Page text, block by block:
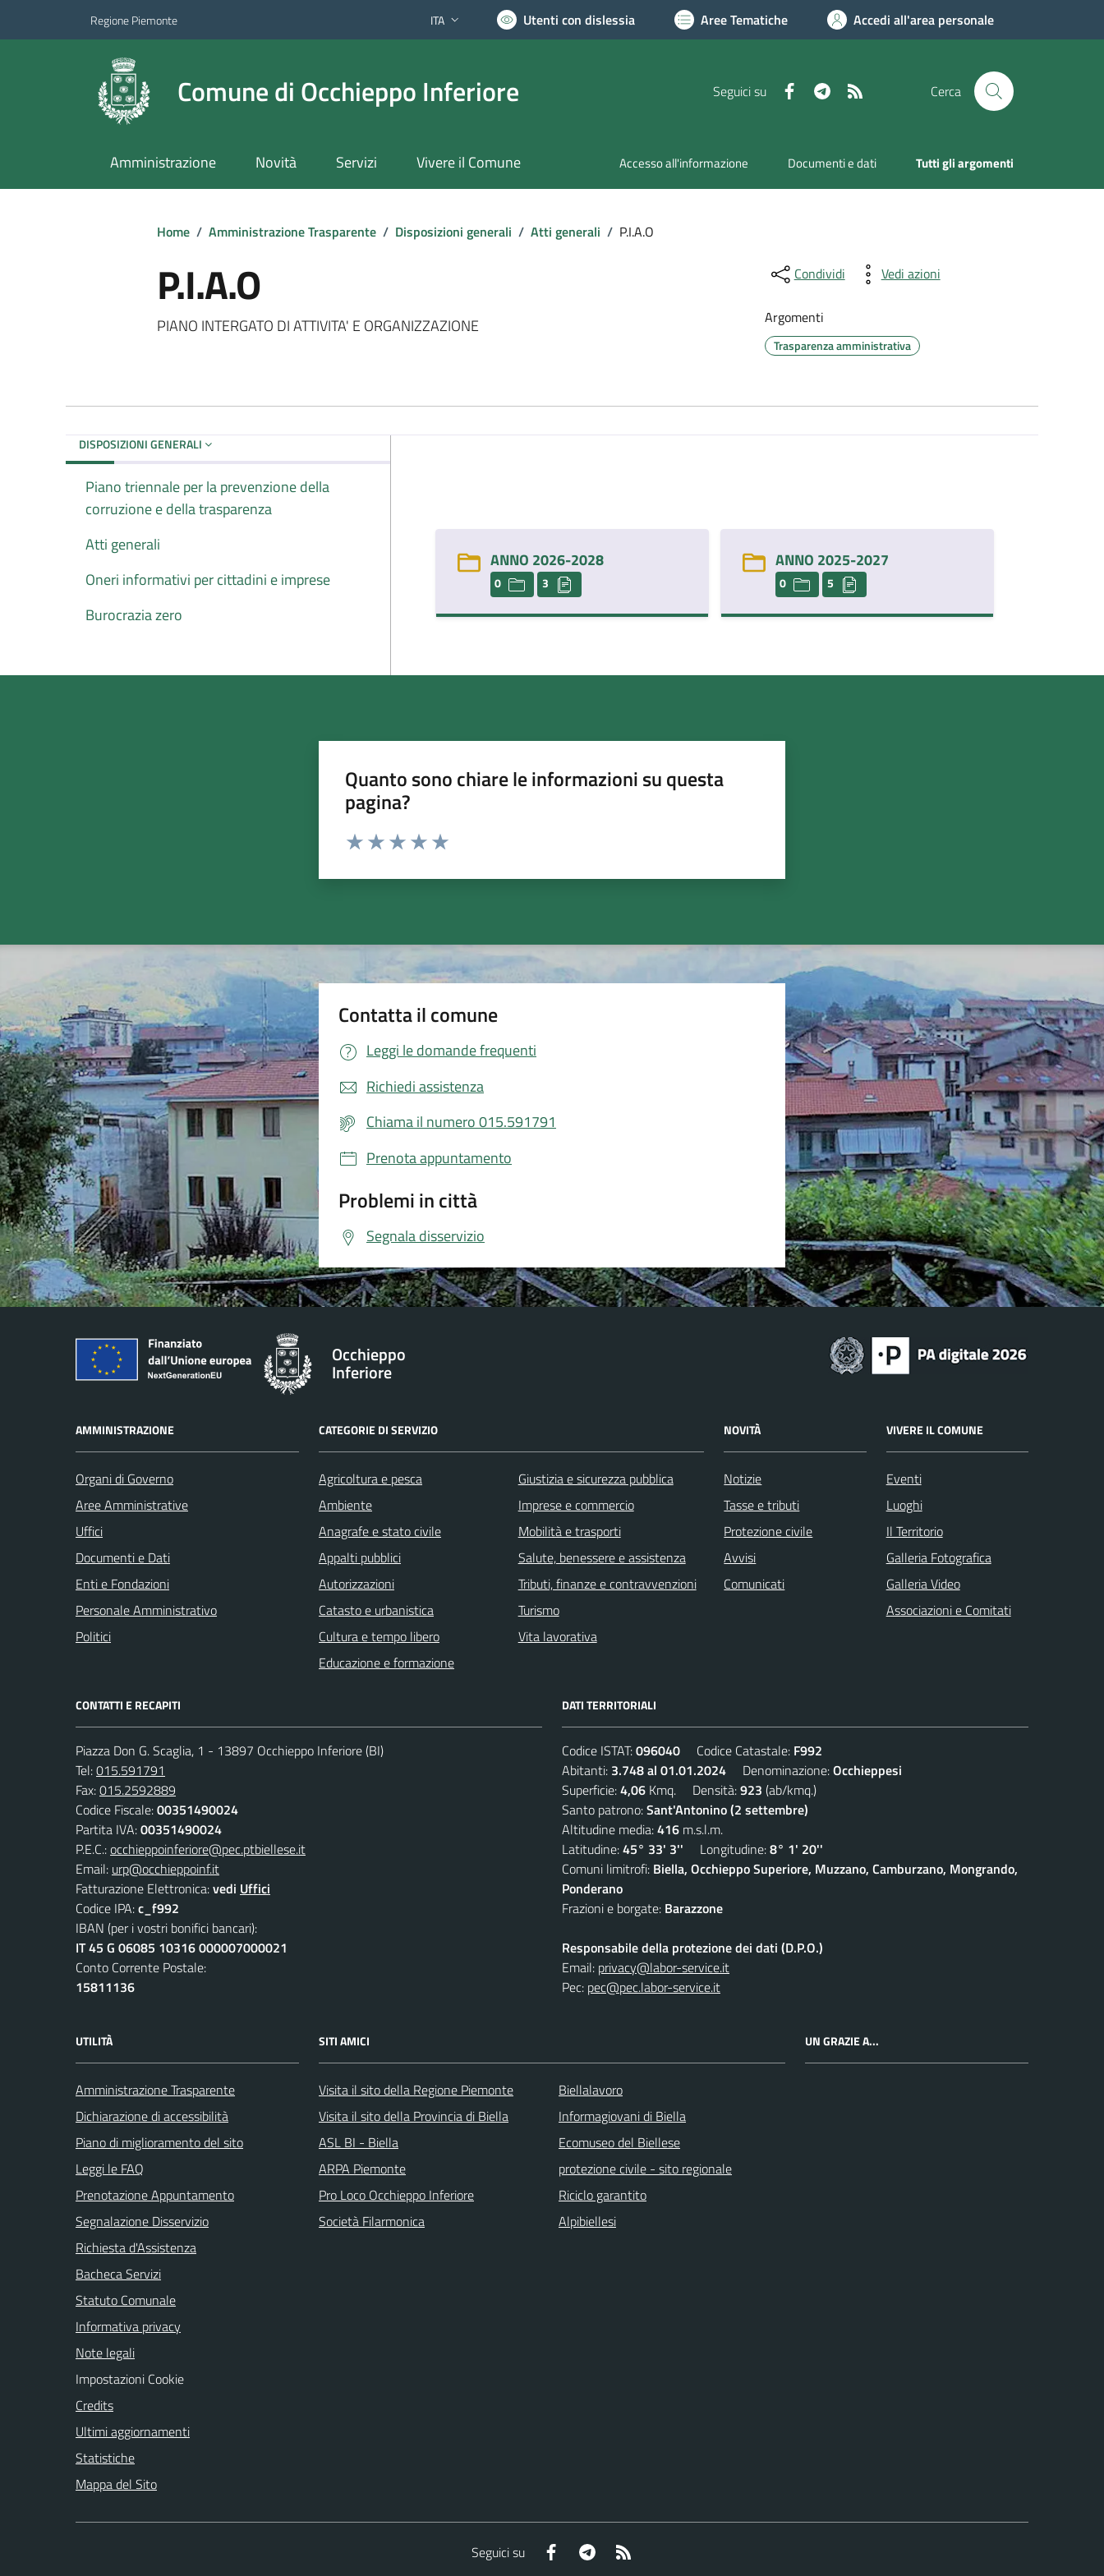
Regione Piemonte Lingua attiva:
ITA Utenti con dislessia Aree Tematiche Accedi all'area personale
Comune di Occhieppo Inferiore Seguici su FacebookTelegram Cerca
Amministrazione Novità Servizi Vivere il Comune Accesso all'informazione Documenti e dati Tutti gli argomenti
Home / Amministrazione Trasparente / Disposizioni generali / Atti generali / P.I.A.O
P.I.A.O
PIANO INTERGATO DI ATTIVITA' E ORGANIZZAZIONE
Condividi Vedi azioni
Argomenti
Trasparenza amministrativa
DISPOSIZIONI GENERALI
Piano triennale per la prevenzione della
corruzione e della trasparenza
Atti generali
Oneri informativi per cittadini e imprese
Burocrazia zero
ANNO 2026-2028
0 3
ANNO 2025-2027
0 5
Quanto sono chiare le informazioni su questa
pagina?
Valuta da 1 a 5 stelle la pagina
Contatta il comune
Leggi le domande frequenti
Richiedi assistenza
Chiama il numero 015.591791
Prenota appuntamento
Problemi in città
Segnala disservizio
Occhieppo
Inferiore
AMMINISTRAZIONE
Organi di Governo
Aree Amministrative
Uffici
Documenti e Dati
Enti e Fondazioni
Personale Amministrativo
Politici
CATEGORIE DI SERVIZIO
Agricoltura e pesca
Ambiente
Anagrafe e stato civile
Appalti pubblici
Autorizzazioni
Catasto e urbanistica
Cultura e tempo libero
Educazione e formazione
Giustizia e sicurezza pubblica
Imprese e commercio
Mobilità e trasporti
Salute, benessere e assistenza
Tributi, finanze e contravvenzioni
Turismo
Vita lavorativa
NOVITÀ
Notizie
Tasse e tributi
Protezione civile
Avvisi
Comunicati
VIVERE IL COMUNE
Eventi
Luoghi
Il Territorio
Galleria Fotografica
Galleria Video
Associazioni e Comitati
CONTATTI E RECAPITI
Piazza Don G. Scaglia, 1 - 13897 Occhieppo Inferiore (BI)
Tel:015.591791
Fax:015.2592889
Codice Fiscale:00351490024
Partita IVA:00351490024
P.E.C.:occhieppoinferiore@pec.ptbiellese.it
Email: urp@occhieppoinf.it
Fatturazione Elettronica:vedi Uffici
Codice IPA:c_f992
IBAN (per i vostri bonifici bancari):
IT 45 G 06085 10316 000007000021
Conto Corrente Postale:
15811136
DATI TERRITORIALI
Codice ISTAT:096040 Codice Catastale: F992
Abitanti: 3.748 al 01.01.2024 Denominazione:Occhieppesi
Superficie:4,06 Kmq. Densità:923 (ab/kmq.)
Santo patrono:Sant'Antonino (2 settembre)
Altitudine media:416 m.s.l.m.
Latitudine:45° 33' 3'' Longitudine:8° 1' 20''
Comuni limitrofi: Biella, Occhieppo Superiore, Muzzano, Camburzano, Mongrando,
Ponderano
Frazioni e borgate: Barazzone
Responsabile della protezione dei dati (D.P.O.)
Email: privacy@labor-service.it
Pec: pec@pec.labor-service.it
UTILITÀ
Amministrazione Trasparente
Dichiarazione di accessibilità
Piano di miglioramento del sito
Leggi le FAQ
Prenotazione Appuntamento
Segnalazione Disservizio
Richiesta d'Assistenza
Bacheca Servizi
Statuto Comunale
Informativa privacy
Note legali
Impostazioni Cookie
Credits
Ultimi aggiornamenti
Statistiche
Mappa del Sito
SITI AMICI
Visita il sito della Regione Piemonte
Visita il sito della Provincia di Biella
ASL BI - Biella
ARPA Piemonte
Pro Loco Occhieppo Inferiore
Società Filarmonica
Biellalavoro
Informagiovani di Biella
Ecomuseo del Biellese
protezione civile - sito regionale
Riciclo garantito
Alpibiellesi
UN GRAZIE A...
Seguici su Facebook Telegram